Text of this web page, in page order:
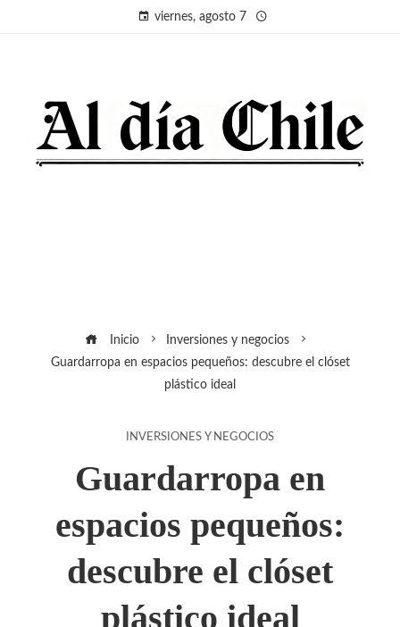
viernes, agosto 7
Inicio
Inversiones y negocios
Guardarropa en espacios pequeños: descubre el clóset
plástico ideal
INVERSIONES Y NEGOCIOS
Guardarropa en
espacios pequeños:
descubre el clóset
plástico ideal